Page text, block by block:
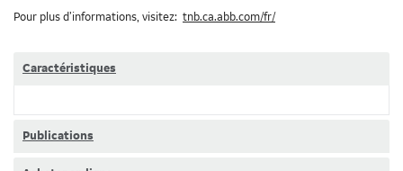
Pour plus d’informations, visitez: tnb.ca.abb.com/fr/
Caractéristiques
Publications